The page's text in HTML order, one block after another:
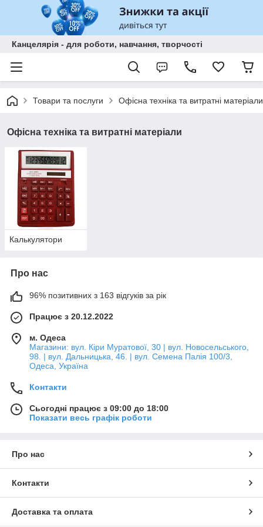
Канцелярія - для роботи, навчання, творчості
Товари та послуги Офісна техніка та витратні матеріали
Офісна техніка та витратні матеріали
Калькулятори
Про нас
96% позитивних з 163 відгуків за рік
Працює з 20.12.2022
м. Одеса
Магазини: вул. Кіри Муратової, 30 | вул. Новосельського,
98. | вул. Дальницька, 46. | вул. Семена Палія 100/3,
Одеса, Україна
Контакти
Сьогодні працює з 09:00 до 18:00
Показати весь графік роботи
Про нас
Контакти
Доставка та оплата